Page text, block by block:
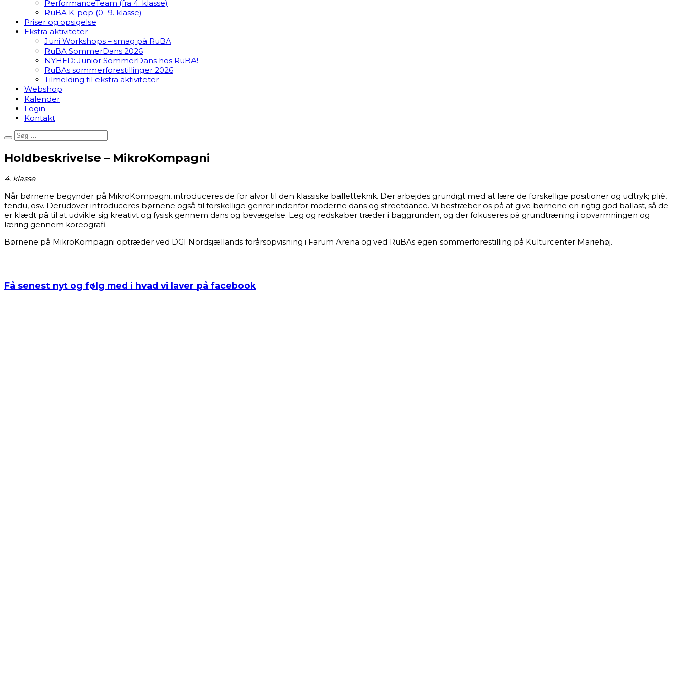
PerformanceTeam (fra 4. klasse)
RuBA K-pop (0.-9. klasse)
Priser og opsigelse
Ekstra aktiviteter
Juni Workshops – smag på RuBA
RuBA SommerDans 2026
NYHED: Junior SommerDans hos RuBA!
RuBAs sommerforestillinger 2026
Tilmelding til ekstra aktiviteter
Webshop
Kalender
Login
Kontakt
Holdbeskrivelse – MikroKompagni
4. klasse
Når børnene begynder på MikroKompagni, introduceres de for alvor til den klassiske balletteknik. Der arbejdes grundigt med at lære de forskellige positioner og udtryk; plié,
tendu, osv. Derudover introduceres børnene også til forskellige genrer indenfor moderne dans og streetdance. Vi bestræber os på at give børnene en rigtig god ballast, så de
er klædt på til at udvikle sig kreativt og fysisk gennem dans og bevægelse. Leg og redskaber træder i baggrunden, og der fokuseres på grundtræning i opvarmningen og
læring gennem koreografi.
Børnene på MikroKompagni optræder ved DGI Nordsjællands forårsopvisning i Farum Arena og ved RuBAs egen sommerforestilling på Kulturcenter Mariehøj.
Få senest nyt og følg med i hvad vi laver på facebook